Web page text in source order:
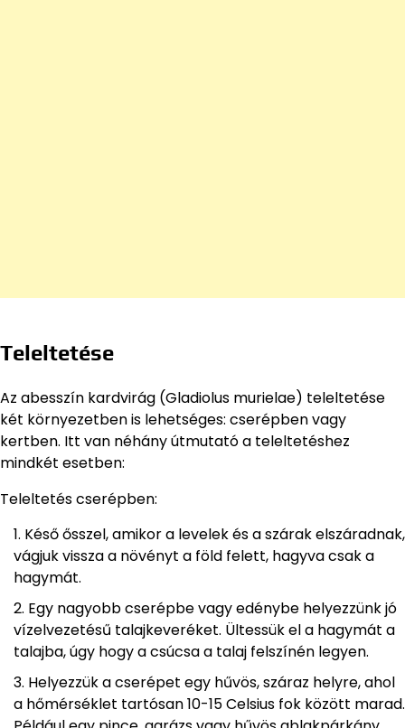
Teleltetése
Az abesszín kardvirág (Gladiolus murielae) teleltetése
két környezetben is lehetséges: cserépben vagy
kertben. Itt van néhány útmutató a teleltetéshez
mindkét esetben:
Teleltetés cserépben:
Késő ősszel, amikor a levelek és a szárak elszáradnak,
vágjuk vissza a növényt a föld felett, hagyva csak a
hagymát.
Egy nagyobb cserépbe vagy edénybe helyezzünk jó
vízelvezetésű talajkeveréket. Ültessük el a hagymát a
talajba, úgy hogy a csúcsa a talaj felszínén legyen.
Helyezzük a cserépet egy hűvös, száraz helyre, ahol
a hőmérséklet tartósan 10-15 Celsius fok között marad.